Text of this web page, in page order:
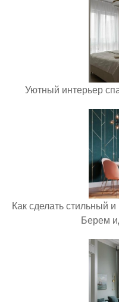
Уютный интерьер
Как сделать стильный
Берем